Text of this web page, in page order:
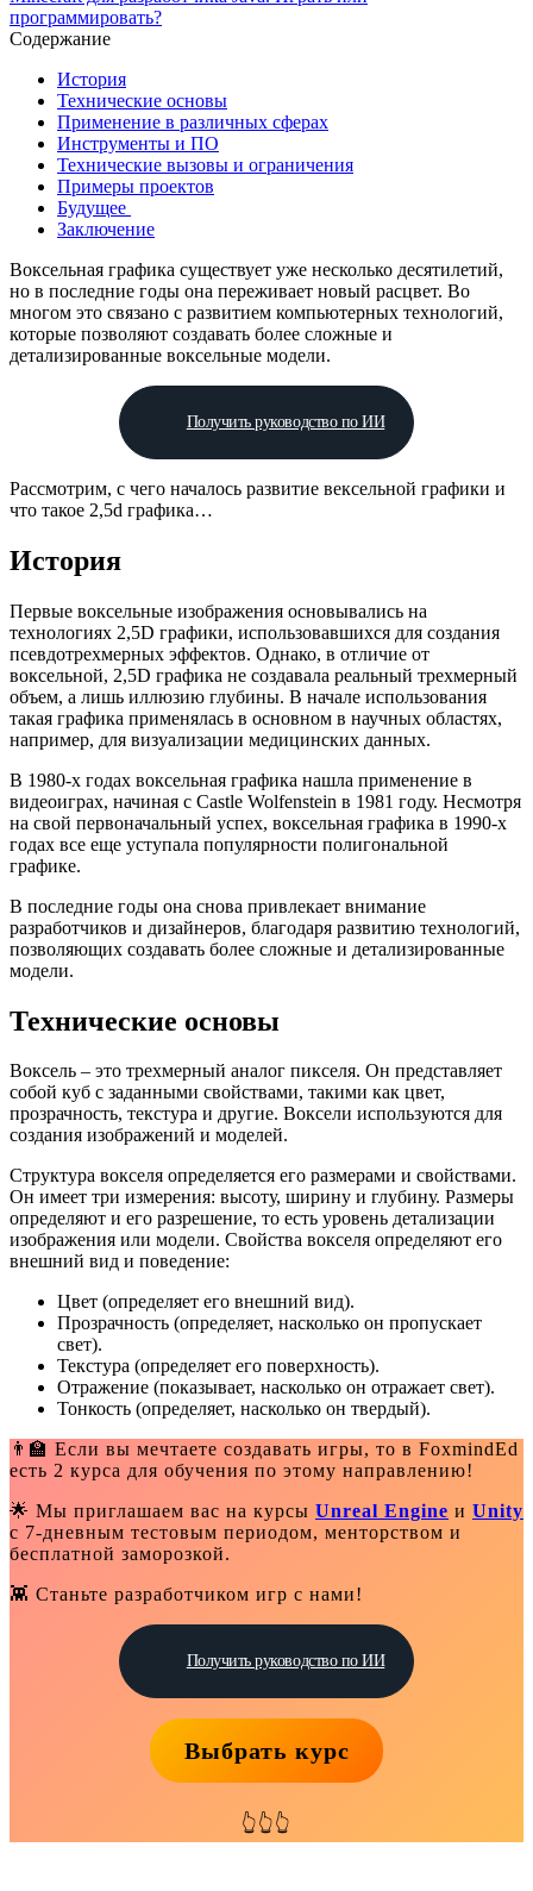
программировать?
Содержание
История
Технические основы
Применение в различных сферах
Инструменты и ПО
Технические вызовы и ограничения
Примеры проектов
Будущее
Заключение
Воксельная графика существует уже несколько десятилетий,
но в последние годы она переживает новый расцвет. Во
многом это связано с развитием компьютерных технологий,
которые позволяют создавать более сложные и
детализированные воксельные модели.
Получить руководство по ИИ
Рассмотрим, с чего началось развитие вексельной графики и
что такое 2,5d графика…
История
Первые воксельные изображения основывались на
технологиях 2,5D графики, использовавшихся для создания
псевдотрехмерных эффектов. Однако, в отличие от
воксельной, 2,5D графика не создавала реальный трехмерный
объем, а лишь иллюзию глубины. В начале использования
такая графика применялась в основном в научных областях,
например, для визуализации медицинских данных.
В 1980-х годах воксельная графика нашла применение в
видеоиграх, начиная с Castle Wolfenstein в 1981 году. Несмотря
на свой первоначальный успех, воксельная графика в 1990-х
годах все еще уступала популярности полигональной
графике.
В последние годы она снова привлекает внимание
разработчиков и дизайнеров, благодаря развитию технологий,
позволяющих создавать более сложные и детализированные
модели.
Технические основы
Воксель – это трехмерный аналог пикселя. Он представляет
собой куб с заданными свойствами, такими как цвет,
прозрачность, текстура и другие. Воксели используются для
создания изображений и моделей.
Структура вокселя определяется его размерами и свойствами.
Он имеет три измерения: высоту, ширину и глубину. Размеры
определяют и его разрешение, то есть уровень детализации
изображения или модели. Свойства вокселя определяют его
внешний вид и поведение:
Цвет (определяет его внешний вид).
Прозрачность (определяет, насколько он пропускает
свет).
Текстура (определяет его поверхность).
Отражение (показывает, насколько он отражает свет).
Тонкость (определяет, насколько он твердый).
👨‍🏫 Если вы мечтаете создавать игры, то в FoxmindEd
есть 2 курса для обучения по этому направлению!
🌟 Мы приглашаем вас на курсы Unreal Engine и Unity
с 7-дневным тестовым периодом, менторством и
бесплатной заморозкой.
👾 Станьте разработчиком игр с нами!
Получить руководство по ИИ
Выбрать курс
👆👆👆